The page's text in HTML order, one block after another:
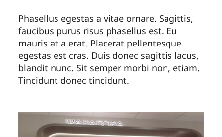
Phasellus egestas a vitae ornare. Sagittis,
faucibus purus risus phasellus est. Eu
mauris at a erat. Placerat pellentesque
egestas est cras. Duis donec sagittis lacus,
blandit nunc. Sit semper morbi non, etiam.
Tincidunt donec tincidunt.